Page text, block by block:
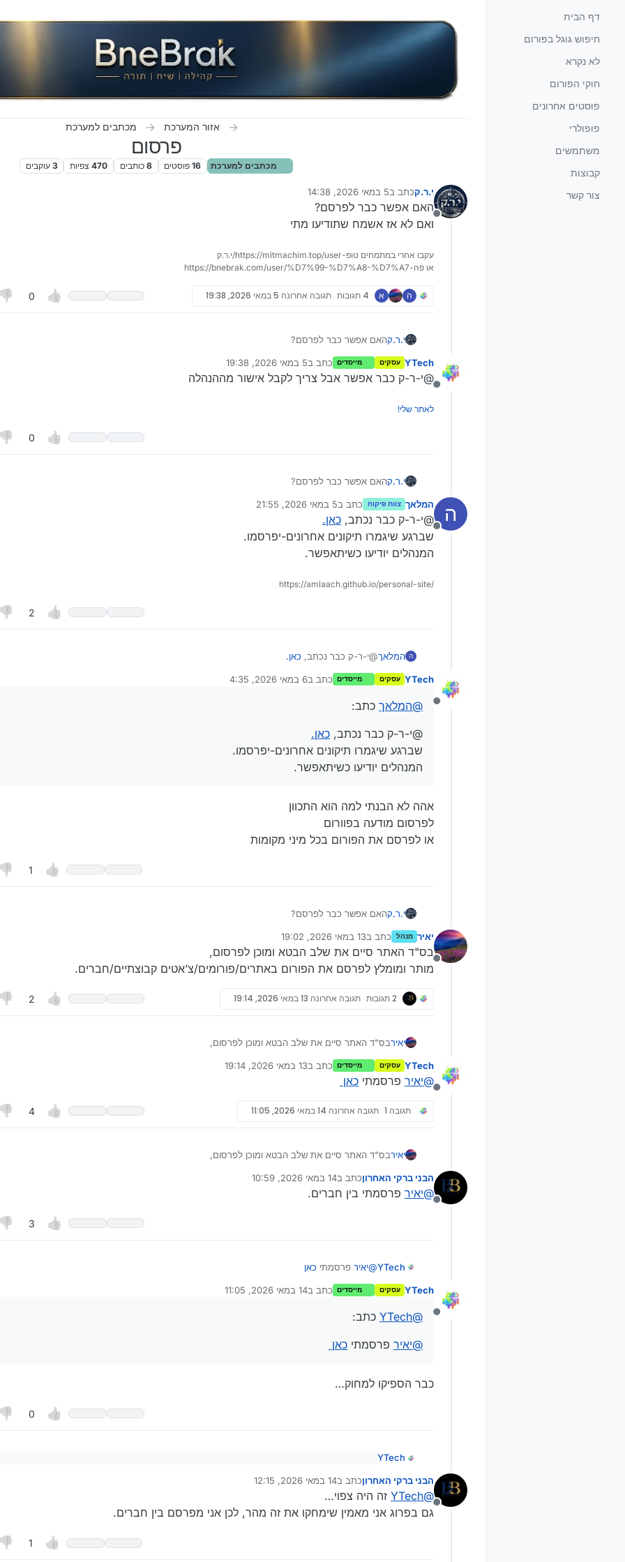
דף הבית
חיפוש גוגל בפורום
לא נקרא
חוקי הפורום
פוסטים אחרונים
פופולרי
משתמשים
קבוצות
צור קשר
אזור המערכת מכתבים למערכת
פרסום
מכתבים למערכת 16 פוסטים 8 כותבים 470 צפיות 3 עוקבים
מנותק
י.ר.קכתב ב5 במאי 2026, 14:38
נערך לאחרונה על ידי
האם אפשר כבר לפרסם?
ואם לא אז אשמח שתודיעו מתי
עקבו אחרי במתמחים טופ-https://mitmachim.top/user/י.ר.ק
או פה-https://bnebrak.com/user/%D7%99-%D7%A8-%D7%A7
ה א 4 תגובות תגובה אחרונה 5 במאי 2026, 19:38 0
י.ר.קהאם אפשר כבר לפרסם?
מנותק
YTech עסקים מייסדים כתב ב5 במאי 2026, 19:38
נערך לאחרונה על ידי
@י-ר-ק כבר אפשר אבל צריך לקבל אישור מההנהלה
לאתר שלי!
0
י.ר.קהאם אפשר כבר לפרסם?
ה
מנותק
המלאך צוות פיקוח כתב ב5 במאי 2026, 21:55
נערך לאחרונה על ידי המלאך
@י-ר-ק כבר נכתב, כאן.
שברגע שיגמרו תיקונים אחרונים-יפרסמו.
המנהלים יודיעו כשיתאפשר.
https://amlaach.github.io/personal-site/
2
ה המלאך@י-ר-ק כבר נכתב, כאן.
המנהלים יודיעו כשיתאפשר.
מנותק
YTech עסקים מייסדים כתב ב6 במאי 2026, 4:35
נערך לאחרונה על ידי
@המלאך כתב:
@י-ר-ק כבר נכתב, כאן.
שברגע שיגמרו תיקונים אחרונים-יפרסמו.
המנהלים יודיעו כשיתאפשר.
אהה לא הבנתי למה הוא התכוון
לפרסום מודעה בפוורום
או לפרסם את הפורום בכל מיני מקומות
1
י.ר.קהאם אפשר כבר לפרסם?
מנותק
יאיר מנהל כתב ב13 במאי 2026, 19:02
נערך לאחרונה על ידי admin
בס"ד האתר סיים את שלב הבטא ומוכן לפרסום,
מותר ומומלץ לפרסם את הפורום באתרים/פורומים/צ’אטים קבוצתיים/חברים.
2 תגובות תגובה אחרונה 13 במאי 2026, 19:14 2
יאירבס"ד האתר סיים את שלב הבטא ומוכן לפרסום,
מנותק
YTech עסקים מייסדים כתב ב13 במאי 2026, 19:14
נערך לאחרונה על ידי
@יאיר פרסמתי כאן
תגובה 1 תגובה אחרונה 14 במאי 2026, 11:05 4
יאירבס"ד האתר סיים את שלב הבטא ומוכן לפרסום,
מנותק
הבני ברקי האחרוןכתב ב14 במאי 2026, 10:59
נערך לאחרונה על ידי
@יאיר פרסמתי בין חברים.
3
YTech
@יאיר פרסמתי כאן
מנותק
YTech עסקים מייסדים כתב ב14 במאי 2026, 11:05
נערך לאחרונה על ידי
@
YTech כתב:
@יאיר פרסמתי כאן
כבר הספיקו למחוק…
0
YTech
@ יאירפרסמתי
כבר הספיקו למחוק…
מנותק
הבני ברקי האחרוןכתב ב14 במאי 2026, 12:15
נערך לאחרונה על ידי
@
YTech זה היה צפוי…
גם בפרוג אני מאמין שימחקו את זה מהר, לכן אני מפרסם בין חברים.
1